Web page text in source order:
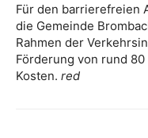
Für den barrierefreien
die Gemeinde
Rahmen der
Förderung von rund
Kosten. red